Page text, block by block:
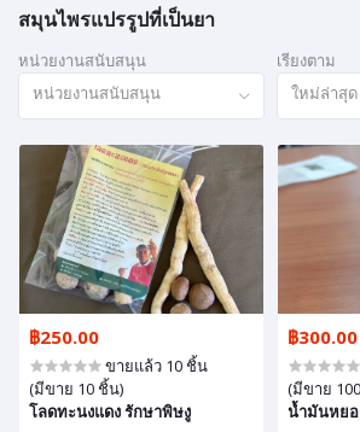
สมุนไพรแปรรูปที่เป็นยา
หน่วยงานสนับสนุน
หน่วยงานสนับสนุน
เรียงตาม
ใหม่ล่าสุด
฿250.00
ขายแล้ว 10 ชิ้น
(มีขาย 10 ชิ้น)
โลดทะนงแดง รักษาพิษงู
฿300.00
(มีขาย
น้ำมันหย